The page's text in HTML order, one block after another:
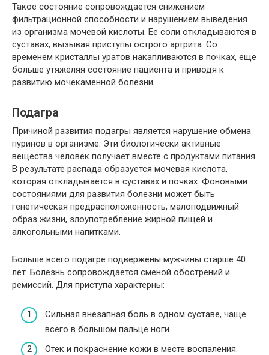
Такое состояние сопровождается снижением
фильтрационной способности и нарушением выведения
из организма мочевой кислоты. Ее соли откладываются в
суставах, вызывая приступы острого артрита. Со
временем кристаллы уратов накапливаются в почках, еще
больше утяжеляя состояние пациента и приводя к
развитию мочекаменной болезни.
Подагра
Причиной развития подагры является нарушение обмена
пуринов в организме. Эти биологически активные
вещества человек получает вместе с продуктами питания.
В результате распада образуется мочевая кислота,
которая откладывается в суставах и почках. Фоновыми
состояниями для развития болезни может быть
генетическая предрасположенность, малоподвижный
образ жизни, злоупотребление жирной пищей и
алкогольными напитками.
Больше всего подагре подвержены мужчины старше 40
лет. Болезнь сопровождается сменой обострений и
ремиссий. Для приступа характерны:
Сильная внезапная боль в одном суставе, чаще
всего в большом пальце ноги.
Отек и покраснение кожи в месте воспаления.